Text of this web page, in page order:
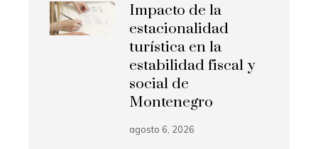
Impacto de la
estacionalidad
turística en la
estabilidad fiscal y
social de
Montenegro
agosto 6, 2026